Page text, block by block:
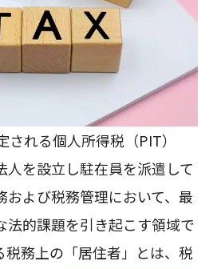
れる個人所得税（PIT）
人を設立し駐在員を派遣して
および税務管理において、最
法的課題を引き起こす領域で
税務上の「居住者」とは、税